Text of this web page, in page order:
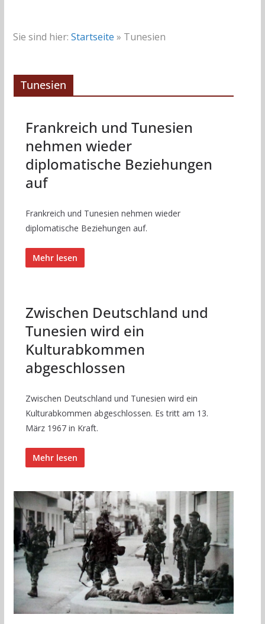
Sie sind hier: Startseite » Tunesien
Tunesien
Frankreich und Tunesien
nehmen wieder
diplomatische Beziehungen
auf
Frankreich und Tunesien nehmen wieder
diplomatische Beziehungen auf.
Mehr lesen
Zwischen Deutschland und
Tunesien wird ein
Kulturabkommen
abgeschlossen
Zwischen Deutschland und Tunesien wird ein
Kulturabkommen abgeschlossen. Es tritt am 13.
März 1967 in Kraft.
Mehr lesen